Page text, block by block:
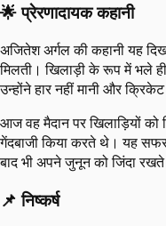
🌟 प्रेरणादायक कहानी
अजितेश अर्गल की कहानी यह
मिलती। खिलाड़ी के रूप में भले
उन्होंने हार नहीं मानी और
आज वह मैदान पर खिलाड़ियों
गेंदबाजी किया करते थे। यह
बाद भी अपने जुनून को जिंदा
📌 निष्कर्ष